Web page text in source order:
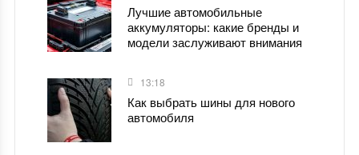
Лучшие автомобильные
аккумуляторы: какие бренды и
модели заслуживают внимания
13:18
Как выбрать шины для нового
автомобиля